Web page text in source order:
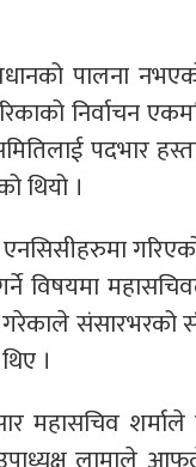
पालना
निर्वाचन
पदभार
थियो ।
विषयमा
गरेकाले संसारभरको
।
महासचिव शर्माले